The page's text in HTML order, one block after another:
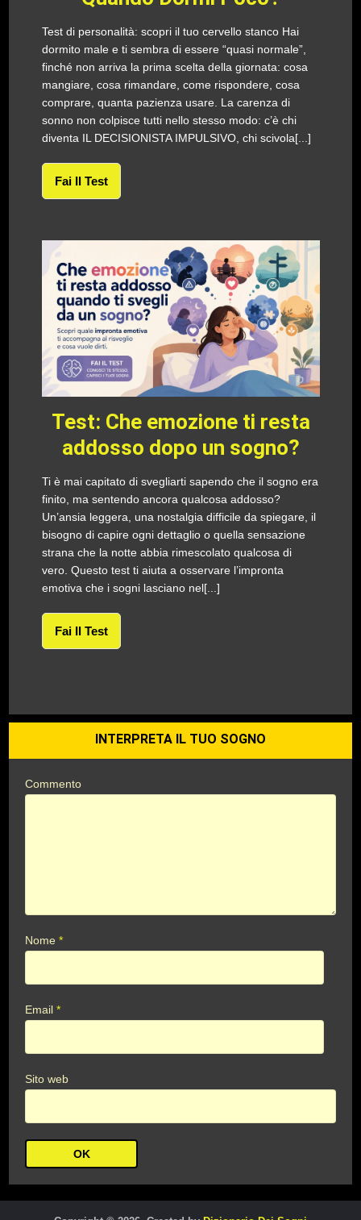
Test di personalità: scopri il tuo cervello stanco Hai
dormito male e ti sembra di essere “quasi normale”,
finché non arriva la prima scelta della giornata: cosa
mangiare, cosa rimandare, come rispondere, cosa
comprare, quanta pazienza usare. La carenza di
sonno non colpisce tutti nello stesso modo: c’è chi
diventa IL DECISIONISTA IMPULSIVO, chi scivola[...]
Fai Il Test
Test: Che emozione ti resta
addosso dopo un sogno?
Ti è mai capitato di svegliarti sapendo che il sogno era
finito, ma sentendo ancora qualcosa addosso?
Un’ansia leggera, una nostalgia difficile da spiegare, il
bisogno di capire ogni dettaglio o quella sensazione
strana che la notte abbia rimescolato qualcosa di
vero. Questo test ti aiuta a osservare l’impronta
emotiva che i sogni lasciano nel[...]
Fai Il Test
INTERPRETA IL TUO SOGNO
Commento
Nome*
Email*
Sito web